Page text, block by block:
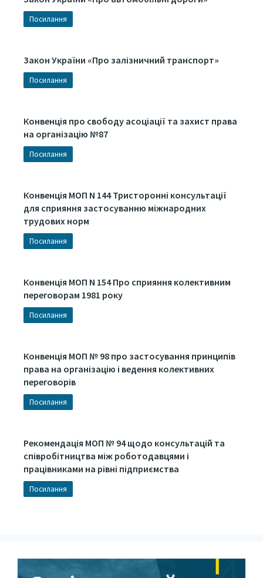
Посилання
Закон України «Про залізничний транспорт»
Посилання
Конвенція про свободу асоціації та захист права
на організацію №87
Посилання
Конвенція МОП N 144 Тристоронні консультації
для сприяння застосуванню міжнародних
трудових норм
Посилання
Конвенція МОП N 154 Про сприяння колективним
переговорам 1981 року
Посилання
Конвенція МОП № 98 про застосування принципів
права на організацію і ведення колективних
переговорів
Посилання
Рекомендація МОП № 94 щодо консультацій та
співробітництва між роботодавцями і
працівниками на рівні підприємства
Посилання